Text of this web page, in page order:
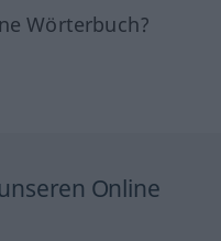
Wörterbuch?
Online